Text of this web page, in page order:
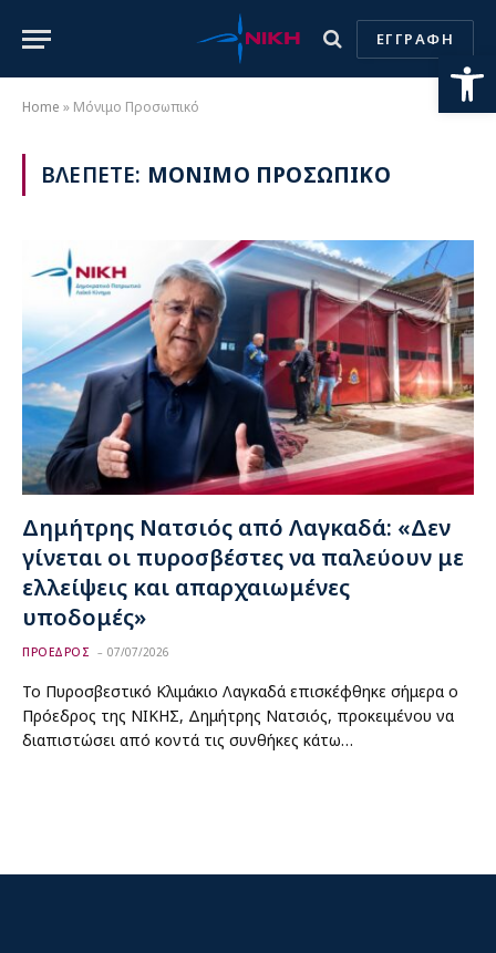
ΕΓΓΡΑΦΗ
Home » Μόνιμο Προσωπικό
ΒΛΕΠΕΤΕ: ΜΟΝΙΜΟ ΠΡΟΣΩΠΙΚΟ
Δημήτρης Νατσιός από Λαγκαδά: «Δεν
γίνεται οι πυροσβέστες να παλεύουν με
ελλείψεις και απαρχαιωμένες
υποδομές»
ΠΡΟΕΔΡΟΣ 07/07/2026
Το Πυροσβεστικό Κλιμάκιο Λαγκαδά επισκέφθηκε σήμερα ο
Πρόεδρος της ΝΙΚΗΣ, Δημήτρης Νατσιός, προκειμένου να
διαπιστώσει από κοντά τις συνθήκες κάτω…